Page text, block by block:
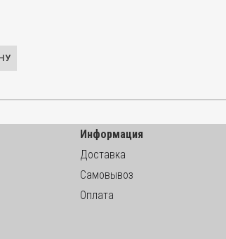
Информация
Доставка
Самовывоз
Оплата